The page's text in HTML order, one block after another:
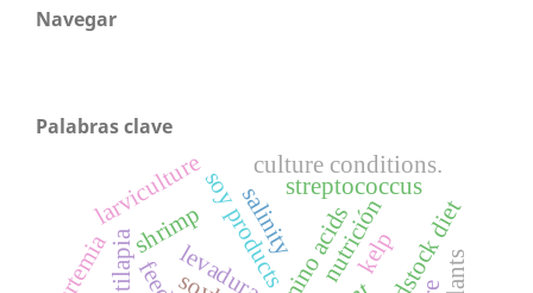
Navegar
Palabras clave
soy products
shrimp amino acids
tilapia
streptococcus
larviculture salinity
culture conditions.
levaduras
artemia nutrición
kelp